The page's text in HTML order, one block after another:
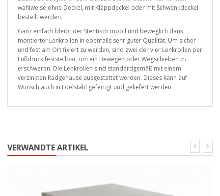
wahlweise ohne Deckel, mit Klappdeckel oder mit Schwenkdeckel
bestellt werden.
Ganz einfach bleibt der Stehtisch mobil und beweglich dank
montierter Lenkrollen in ebenfalls sehr guter Qualität. Um sicher
und fest am Ort fixiert zu werden, sind zwei der vier Lenkrollen per
Fußdruck feststellbar, um ein Bewegen oder Wegschieben zu
erschweren. Die Lenkrollen sind standardgemäß mit einem
verzinkten Radgehäuse ausgestattet werden. Dieses kann auf
Wunsch auch in Edelstahl gefertigt und geliefert werden
VERWANDTE ARTIKEL